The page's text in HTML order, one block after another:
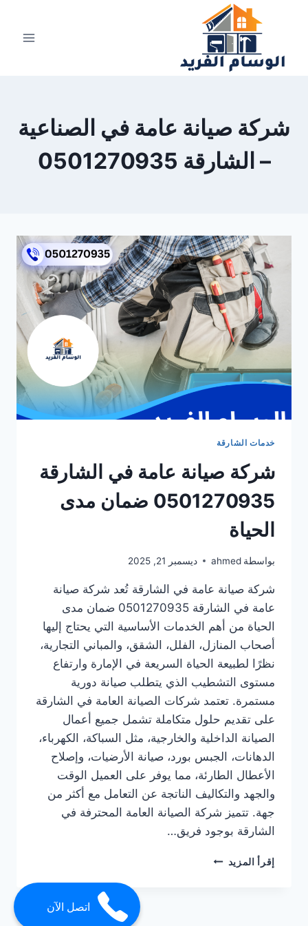
شركة صيانة عامة في الصناعية
– الشارقة 0501270935
خدمات الشارقة
شركة صيانة عامة في الشارقة
0501270935 ضمان مدى
الحياة
بواسطة ahmed ديسمبر 21, 2025
شركة صيانة عامة في الشارقة تُعد شركة صيانة
عامة في الشارقة 0501270935 ضمان مدى
الحياة من أهم الخدمات الأساسية التي يحتاج إليها
أصحاب المنازل، الفلل، الشقق، والمباني التجارية،
نظرًا لطبيعة الحياة السريعة في الإمارة وارتفاع
مستوى التشطيب الذي يتطلب صيانة دورية
مستمرة. تعتمد شركات الصيانة العامة في الشارقة
على تقديم حلول متكاملة تشمل جميع أعمال
الصيانة الداخلية والخارجية، مثل السباكة، الكهرباء،
الدهانات، الجبس بورد، صيانة الأرضيات، وإصلاح
الأعطال الطارئة، مما يوفر على العميل الوقت
والجهد والتكاليف الناتجة عن التعامل مع أكثر من
جهة. تتميز شركة الصيانة العامة المحترفة في
الشارقة بوجود فريق…
إقرأ المزيد شركة
اتصل الآن